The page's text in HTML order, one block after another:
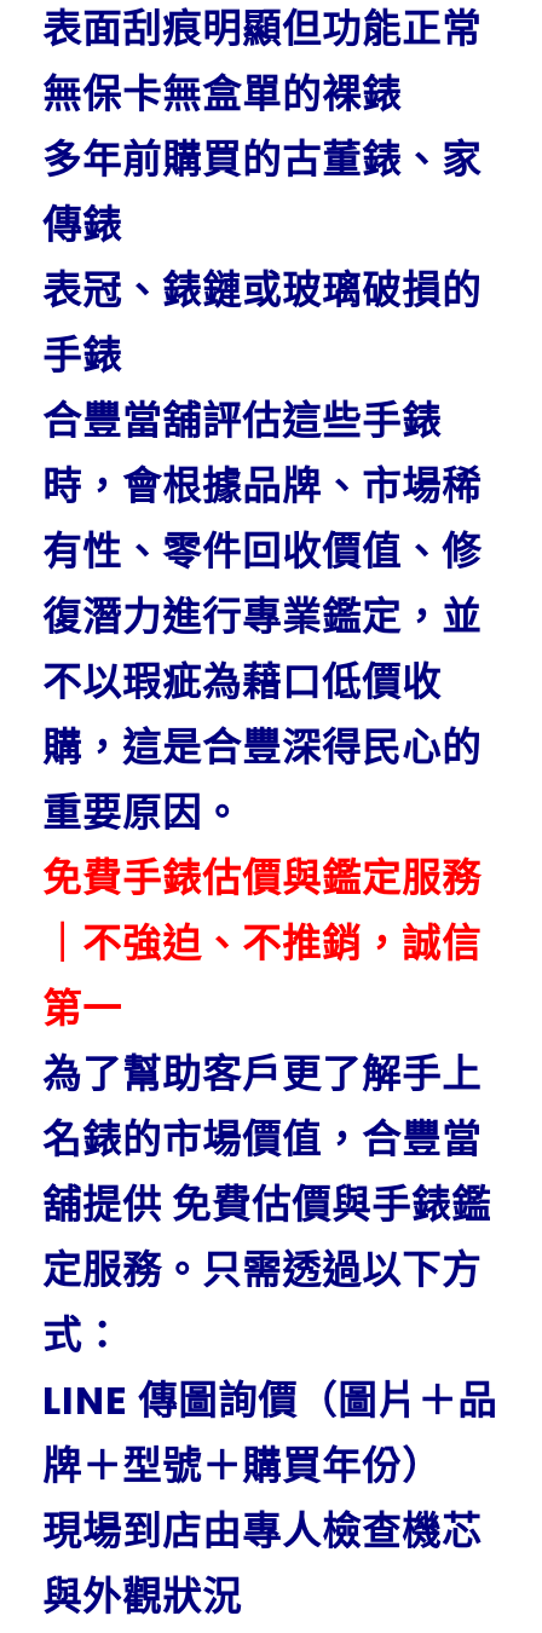
表面刮痕明顯但功能正常
無保卡無盒單的裸錶
多年前購買的古董錶、家
傳錶
表冠、錶鏈或玻璃破損的
手錶
合豐當舖評估這些手錶
時，會根據品牌、市場稀
有性、零件回收價值、修
復潛力進行專業鑑定，並
不以瑕疵為藉口低價收
購，這是合豐深得民心的
重要原因。
免費手錶估價與鑑定服務
｜不強迫、不推銷，誠信
第一
為了幫助客戶更了解手上
名錶的市場價值，合豐當
舖提供 免費估價與手錶鑑
定服務。只需透過以下方
式：
LINE 傳圖詢價（圖片＋品
牌＋型號＋購買年份）
現場到店由專人檢查機芯
與外觀狀況